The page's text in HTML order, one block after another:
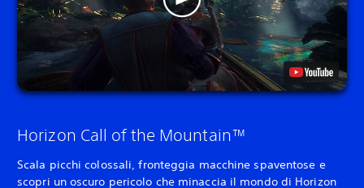
Horizon Call of the Mountain™
Scala picchi colossali, fronteggia macchine spaventose e
scopri un oscuro pericolo che minaccia il mondo di Horizon